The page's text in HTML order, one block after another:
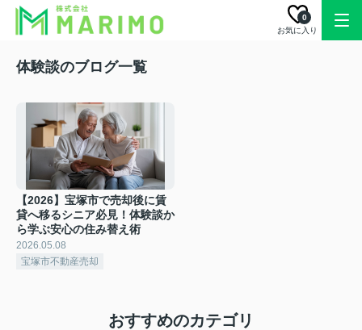
お気に入り
0
体験談のブログ一覧
【2026】宝塚市で売却後に賃
貸へ移るシニア必見！体験談か
ら学ぶ安心の住み替え術
2026.05.08
宝塚市不動産売却
おすすめのカテゴリ